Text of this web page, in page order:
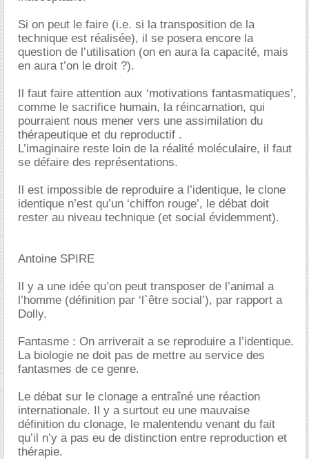
Si on peut le faire (i.e. si la transposition de la
technique est réalisée), il se posera encore la
question de l’utilisation (on en aura la capacité, mais
en aura t’on le droit ?).
Il faut faire attention aux ‘motivations fantasmatiques’,
comme le sacrifice humain, la réincarnation, qui
pourraient nous mener vers une assimilation du
thérapeutique et du reproductif .
L’imaginaire reste loin de la réalité moléculaire, il faut
se défaire des représentations.
Il est impossible de reproduire a l’identique, le clone
identique n’est qu’un ‘chiffon rouge’, le débat doit
rester au niveau technique (et social évidemment).
Antoine SPIRE
Il y a une idée qu’on peut transposer de l’animal a
l’homme (définition par ‘l`être social’), par rapport a
Dolly.
Fantasme : On arriverait a se reproduire a l’identique.
La biologie ne doit pas de mettre au service des
fantasmes de ce genre.
Le débat sur le clonage a entraîné une réaction
internationale. Il y a surtout eu une mauvaise
définition du clonage, le malentendu venant du fait
qu’il n’y a pas eu de distinction entre reproduction et
thérapie.